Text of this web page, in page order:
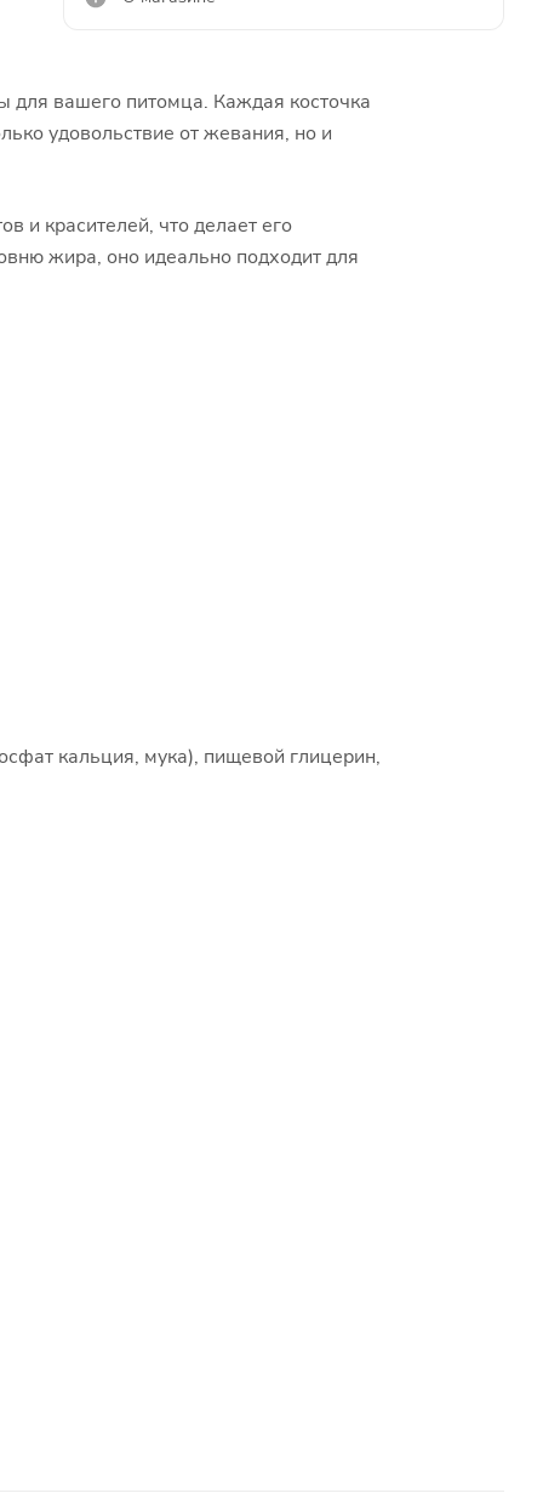
для вашего питомца. Каждая косточка
удовольствие от жевания, но и
и красителей, что делает его
жира, оно идеально подходит для
кальция, мука), пищевой глицерин,